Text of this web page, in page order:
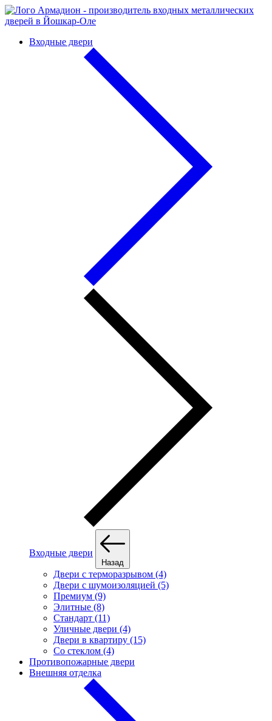
Входные двери
Входные двери
Назад
Двери с терморазрывом (4)
Двери с шумоизоляцией (5)
Премиум (9)
Элитные (8)
Стандарт (11)
Уличные двери (4)
Двери в квартиру (15)
Cо стеклом (4)
Противопожарные двери
Внешняя отделка